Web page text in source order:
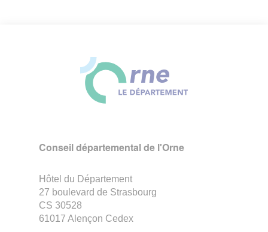
Conseil départemental de l'Orne
Hôtel du Département
27 boulevard de Strasbourg
CS 30528
61017 Alençon Cedex